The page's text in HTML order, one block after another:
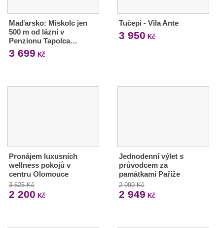
Maďarsko: Miskolc jen
500 m od lázní v
Penzionu Tapolca…
3 699 Kč
Tučepi - Vila Ante
3 950 Kč
Pronájem luxusních
wellness pokojů v
centru Olomouce
3 625 Kč
2 200 Kč
Jednodenní výlet s
průvodcem za
památkami Paříže
2 999 Kč
2 949 Kč